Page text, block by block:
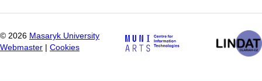
© 2026 Masaryk University
Webmaster
Cookies